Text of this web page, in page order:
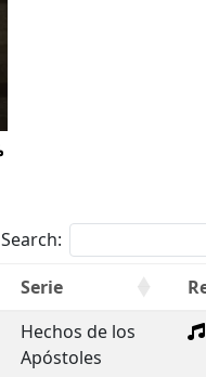
Search:
Serie
Hechos de los
Apóstoles